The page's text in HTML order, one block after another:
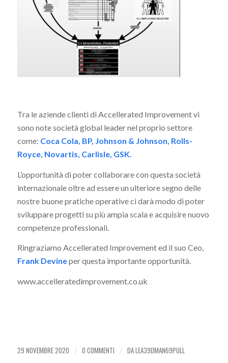
Tra le aziende clienti di Accellerated Improvement vi
sono note società global leader nel proprio settore
come: Coca Cola, BP, Johnson & Johnson, Rolls-
Royce, Novartis, Carlisle, GSK.
L’opportunità di poter collaborare con questa società
internazionale oltre ad essere un ulteriore segno delle
nostre buone pratiche operative ci darà modo di poter
sviluppare progetti su più ampia scala e acquisire nuovo
competenze professionali.
Ringraziamo Accellerated Improvement ed il suo Ceo,
Frank Devineper questa importante opportunità.
www.accelleratedimprovement.co.uk
29 NOVEMBRE 2020 / 0 COMMENTI / DALEA39DMAN69PULL